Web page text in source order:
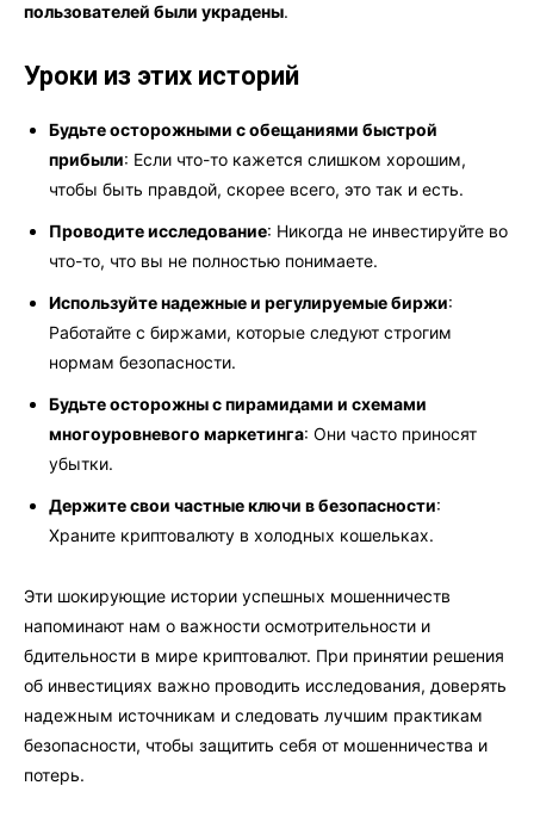
пользователей были украдены.
Уроки из этих историй
Будьте осторожными с обещаниями быстрой
прибыли: Если что-то кажется слишком хорошим,
чтобы быть правдой, скорее всего, это так и есть.
Проводите исследование: Никогда не инвестируйте во
что-то, что вы не полностью понимаете.
Используйте надежные и регулируемые биржи:
Работайте с биржами, которые следуют строгим
нормам безопасности.
Будьте осторожны с пирамидами и схемами
многоуровневого маркетинга: Они часто приносят
убытки.
Держите свои частные ключи в безопасности:
Храните криптовалюту в холодных кошельках.
Эти шокирующие истории успешных мошенничеств
напоминают нам о важности осмотрительности и
бдительности в мире криптовалют. При принятии решения
об инвестициях важно проводить исследования, доверять
надежным источникам и следовать лучшим практикам
безопасности, чтобы защитить себя от мошенничества и
потерь.